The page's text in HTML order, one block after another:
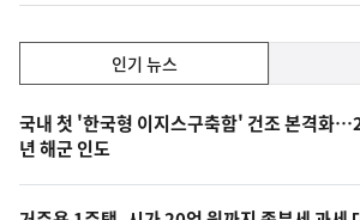
기,
최
신,
오
인기 뉴스
기
뉴
스
국내 첫 '한국형 이지스구축함' 건조 본격화
년 해군 인도